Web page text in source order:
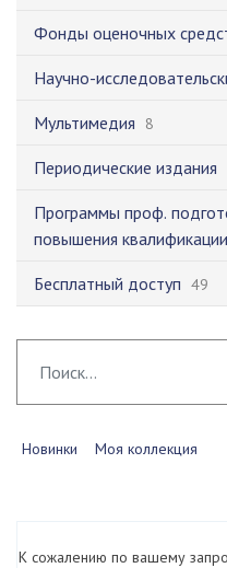
Фонды оценочных
Научно-
Мультимедия 8
Периодические издания
Программы проф.
повышения
Бесплатный доступ 49
Новинки Моя коллекция
К сожалению по вашему